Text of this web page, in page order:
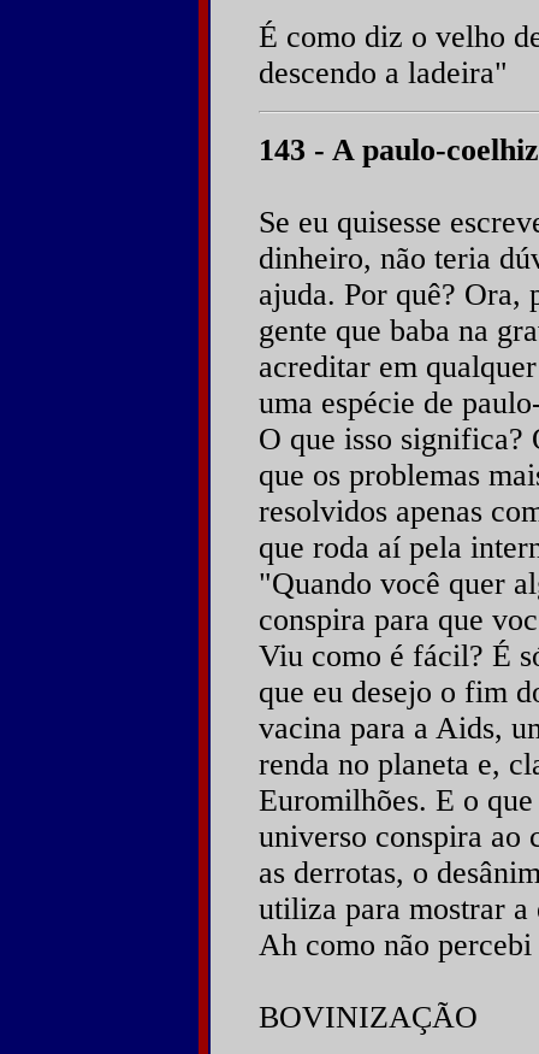
É como diz o velho
descendo a ladeira"
143 - A paulo-
Se eu quisesse
dinheiro, não teria
ajuda. Por quê? Ora,
gente que baba na
acreditar em
uma espécie de
O que isso significa?
que os problemas
resolvidos apenas
que roda aí pela
"Quando você quer
conspira para que
Viu como é fácil? É
que eu desejo o fim
vacina para a Aids,
renda no planeta e,
Euromilhões. E o
universo conspira ao
as derrotas, o
utiliza para mostrar a
Ah como não percebi
BOVINIZAÇÃO